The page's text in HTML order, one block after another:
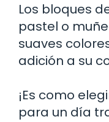
Los bloques
pastel o
suaves
adición a su
¡Es como
para un día